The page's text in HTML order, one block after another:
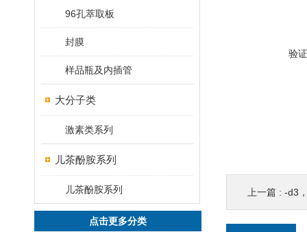
96孔萃取板
封膜
样品瓶及内插管
大分子类
激素类系列
儿茶酚胺系列
儿茶酚胺系列
点击更多分类
验
上一篇 : -d3